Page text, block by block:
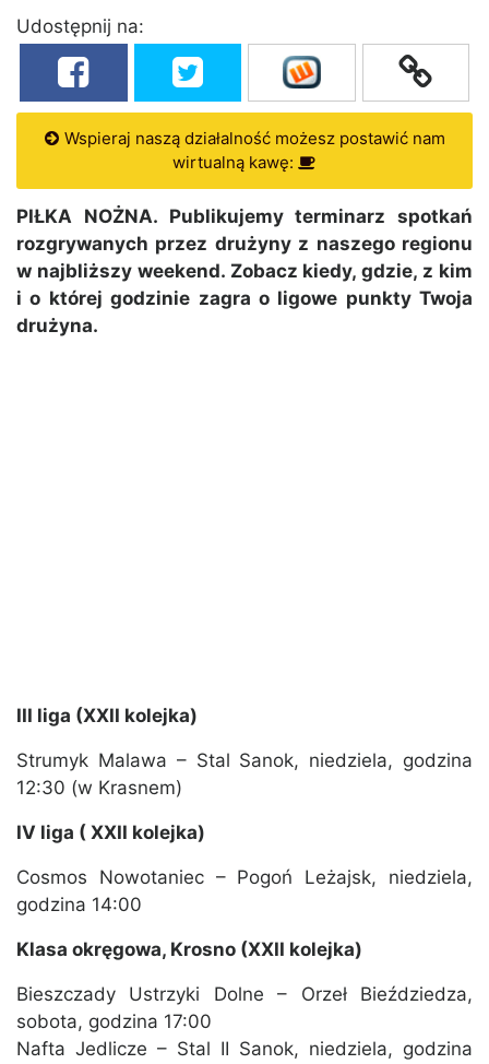
Udostępnij na:
Wspieraj naszą działalność możesz postawić nam
wirtualną kawę:
PIŁKA NOŻNA. Publikujemy terminarz spotkań
rozgrywanych przez drużyny z naszego regionu
w najbliższy weekend. Zobacz kiedy, gdzie, z kim
i o której godzinie zagra o ligowe punkty Twoja
drużyna.
III liga (XXII kolejka)
Strumyk Malawa – Stal Sanok, niedziela, godzina
12:30 (w Krasnem)
IV liga ( XXII kolejka)
Cosmos Nowotaniec – Pogoń Leżajsk, niedziela,
godzina 14:00
Klasa okręgowa, Krosno (XXII kolejka)
Bieszczady Ustrzyki Dolne – Orzeł Bieździedza,
sobota, godzina 17:00
Nafta Jedlicze – Stal II Sanok, niedziela, godzina